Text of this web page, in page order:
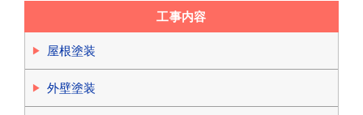
工事内容
屋根塗装
外壁塗装